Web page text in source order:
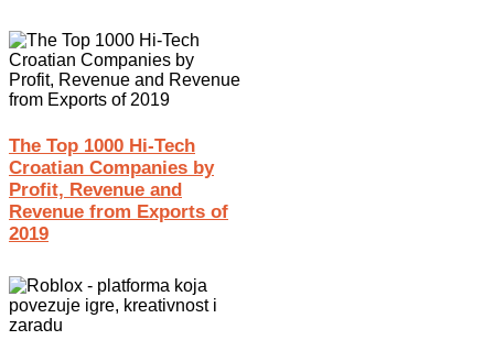
The Top 1000 Hi-Tech
Croatian Companies by
Profit, Revenue and
Revenue from Exports of
2019